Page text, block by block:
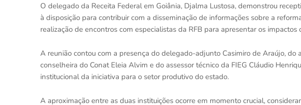
O delegado da Receita Federal em Goiânia, Djalma Lustosa, demonstrou
à disposição para contribuir com a disseminação de informações sobre a
realização de encontros com especialistas da RFB para apresentar os
A reunião contou com a presença do delegado-adjunto Casimiro de Araújo, do
conselheira do Conat Eleia Alvim e do assessor técnico da FIEG Cláudio
institucional da iniciativa para o setor produtivo do estado.
A aproximação entre as duas instituições ocorre em momento crucial,